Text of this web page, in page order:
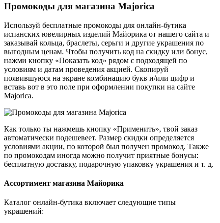
Промокоды для магазина Majorica
Используй бесплатные промокоды для онлайн-бутика
испанских ювелирных изделий Майорика от нашего сайта и
заказывай кольца, браслеты, серьги и другие украшения по
выгодным ценам. Чтобы получить код на скидку или бонус,
нажми кнопку «Показать код» рядом с подходящей по
условиям и датам проведения акцией. Скопируй
появившуюся на экране комбинацию букв и/или цифр и
вставь вот в это поле при оформлении покупки на сайте
Majorica.
Как только ты нажмешь кнопку «Применить», твой заказ
автоматически подешевеет. Размер скидки определяется
условиями акции, по которой был получен промокод. Также
по промокодам иногда можно получит приятные бонусы:
бесплатную доставку, подарочную упаковку украшения и т. д.
Ассортимент магазина Майорика
Каталог онлайн-бутика включает следующие типы
украшений: